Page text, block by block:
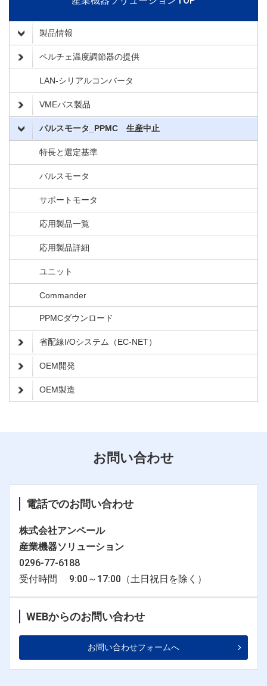
製品情報
ペルチェ温度調節器の提供
LAN-シリアルコンバータ
VMEバス製品
パルスモータ_PPMC 生産中止
特長と選定基準
バルスモータ
サポートモータ
応用製品一覧
応用製品詳細
ユニット
Commander
PPMCダウンロード
省配線I/Oシステム（EC-NET）
OEM開発
OEM製造
お問い合わせ
電話でのお問い合わせ
株式会社アンペール
産業機器ソリューション
0296-77-6188
受付時間 9:00～17:00（土日祝日を除く）
WEBからのお問い合わせ
お問い合わせフォームへ